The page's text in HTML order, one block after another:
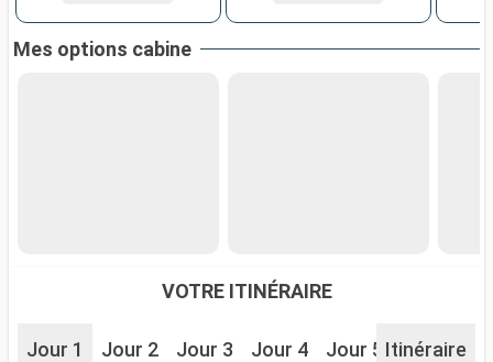
Mes options cabine
VOTRE ITINÉRAIRE
Jour 1 Jour 2 Jour 3 Jour 4 Jour 5 Jour 6
Itinéraire